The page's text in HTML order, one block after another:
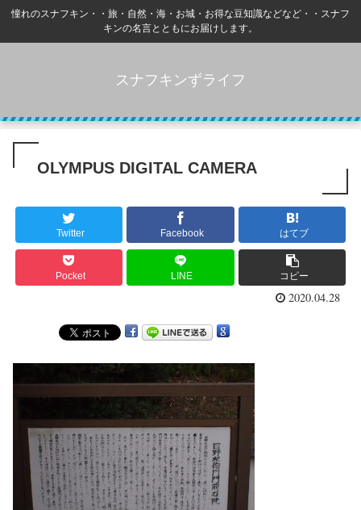
憧れのスナフキン・・旅・自然・海・お城・お得な豆知識などなど・・スナフ
キンの名言とともにお届けします。
スナフキンずライフ
OLYMPUS DIGITAL CAMERA
Twitter Facebook はてブ
Pocket LINE コピー
2020.04.28